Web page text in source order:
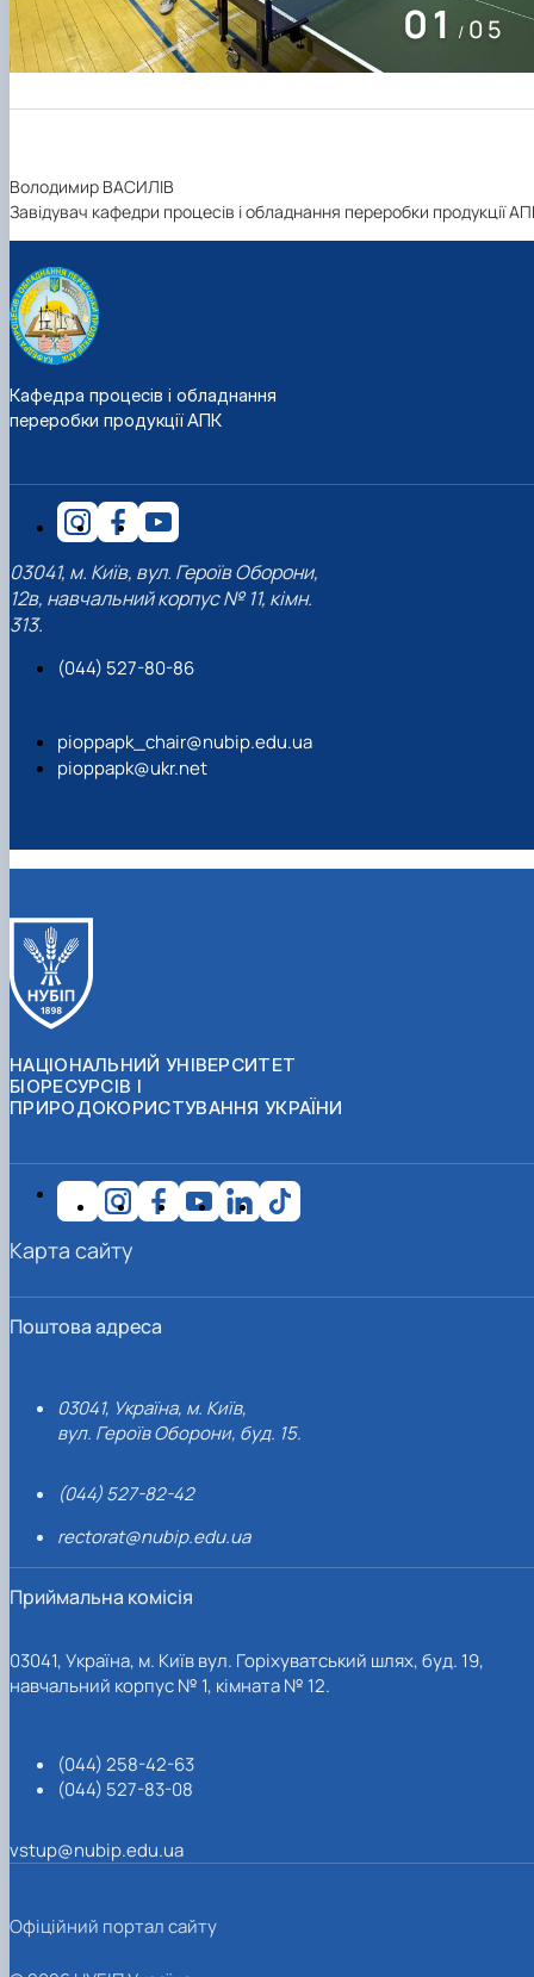
01 / 05
Володимир ВАСИЛІВ
Завідувач кафедри процесів і обладнання переробки продукції
Кафедра процесів і обладнання
переробки продукції АПК
03041, м. Київ, вул. Героїв Оборони,
12в, навчальний корпус № 11, кімн.
313.
(044) 527-80-86
pioppapk_chair@nubip.edu.ua
pioppapk@ukr.net
НАЦІОНАЛЬНИЙ УНІВЕРСИТЕТ
БІОРЕСУРСІВ І
ПРИРОДОКОРИСТУВАННЯ УКРАЇНИ
Поштова адреса
03041, Україна, м. Київ,
вул. Героїв Оборони, буд. 15.
(044) 527-82-42
rectorat@nubip.edu.ua
Приймальна комісія
03041, Україна, м. Київ вул. Горіхуватський шлях, буд. 19,
навчальний корпус № 1, кімната № 12.
(044) 258-42-63
(044) 527-83-08
vstup@nubip.edu.ua
Карта сайту
Офіційний портал сайту